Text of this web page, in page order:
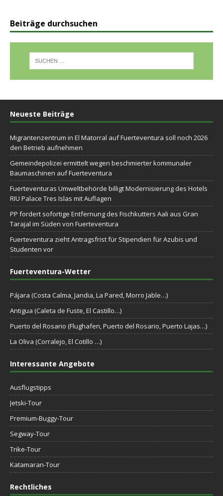
Beiträge durchsuchen
Neueste Beiträge
Migrantenzentrum in El Matorral auf Fuerteventura soll noch 2026
den Betrieb aufnehmen
Gemeindepolizei ermittelt wegen beschmierter kommunaler
Baumaschinen auf Fuerteventura
Fuerteventuras Umweltbehörde billigt Modernisierung des Hotels
RIU Palace Tres Islas mit Auflagen
PP fordert sofortige Entfernung des Fischkutters Aali aus Gran
Tarajal im Süden von Fuerteventura
Fuerteventura zieht Antragsfrist für Stipendien für Azubis und
Studenten vor
Fuerteventura-Wetter
Pájara (Costa Calma, Jandia, La Pared, Morro Jable…)
Antigua (Caleta de Fuste, El Castillo…)
Puerto del Rosario (Flughafen, Puerto del Rosario, Puerto Lajas…)
La Oliva (Corralejo, El Cotillo …)
Interessante Angebote
Ausflugstipps
Jetski-Tour
Premium-Buggy-Tour
Segway-Tour
Trike-Tour
Katamaran-Tour
Rechtliches